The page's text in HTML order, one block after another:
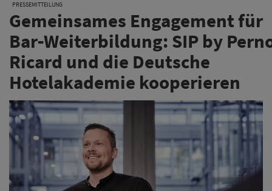
PRESSEMITTEILUNG
Gemeinsames Engagement für
Bar‑Weiterbildung: SIP by
Ricard und die Deutsche
Hotelakademie kooperieren